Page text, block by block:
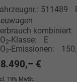
511489
kombiniert:
2-Klasse:
E
2-Emissionen:
€
19% MwSt.
Tel.